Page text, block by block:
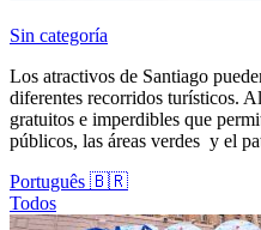
Sin categoría
Los atractivos de Santiago
diferentes recorridos turísticos.
gratuitos e imperdibles que
públicos, las áreas verdes y el
Português 🇧🇷
Todos